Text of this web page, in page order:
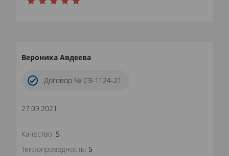
Вероника Авдеева
Договор № СЗ-1124-21
27.09.2021
Качество: 5
Теплопроводность: 5